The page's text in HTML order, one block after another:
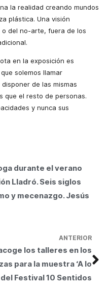
la realidad creando mundos
plástica. Una visión
del no-arte, fuera de los
en la exposición es
solemos llamar
de las mismas
que el resto de personas.
y nunca sus
ANTERIOR
los talleres en los
para la muestra ‘A lo
del Festival 10 Sentidos
durante el verano
Lladró. Seis siglos
y mecenazgo. Jesús